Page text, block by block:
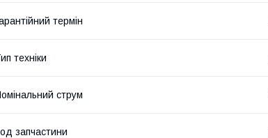
термін
техніки
струм
запчастини